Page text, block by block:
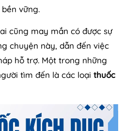
vững.
cũng may mắn có được sự
chuyện này, dẫn đến việc
hỗ trợ. Một trong những
tìm đến là các loại thuốc